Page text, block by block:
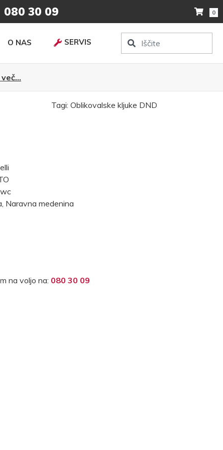
080 30 09 0
O NAS SERVIS
Tagi: Oblikovalske kljuke DND
Naravna medenina
na voljo na: 080 30 09